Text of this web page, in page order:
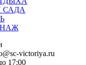
САДА
victoriya.ru
17:00